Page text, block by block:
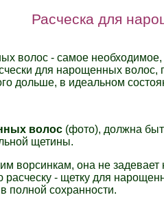
Расческа для
волос - самое
для нарощенных волос,
дольше, в идеальном
волос (фото), должна
щетины.
ворсинкам, она не
расческу - щетку для
полной сохранности.